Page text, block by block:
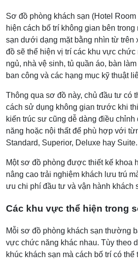
Sơ đồ phòng khách sạn (Hotel
hiện cách bố trí không gian bên trong
sạn dưới dạng mặt bằng nhìn từ trên
đồ sẽ thể hiện vị trí các khu vực
ngủ, nhà vệ sinh, tủ quần áo, bàn
ban công và các hạng mục kỹ thuật
Thông qua sơ đồ này, chủ đầu tư có
cách sử dụng không gian trước khi
kiến trúc sư cũng dễ dàng điều chỉnh
năng hoặc nội thất để phù hợp với
Standard, Superior, Deluxe hay Suite.
Một sơ đồ phòng được thiết kế khoa
nâng cao trải nghiệm khách lưu trú
ưu chi phí đầu tư và vận hành khách
Các khu vực thể hiện trong
Mỗi sơ đồ phòng khách sạn thường
vực chức năng khác nhau. Tùy theo
khúc khách sạn mà cách bố trí có thể